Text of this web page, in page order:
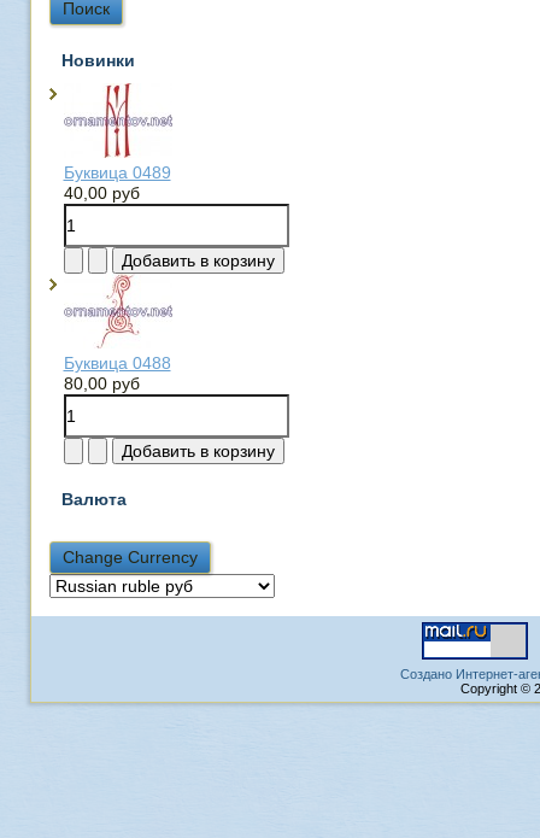
Новинки
Буквица 0489
40,00 руб
Буквица 0488
80,00 руб
Валюта
Создано Интернет-
Copyright ©